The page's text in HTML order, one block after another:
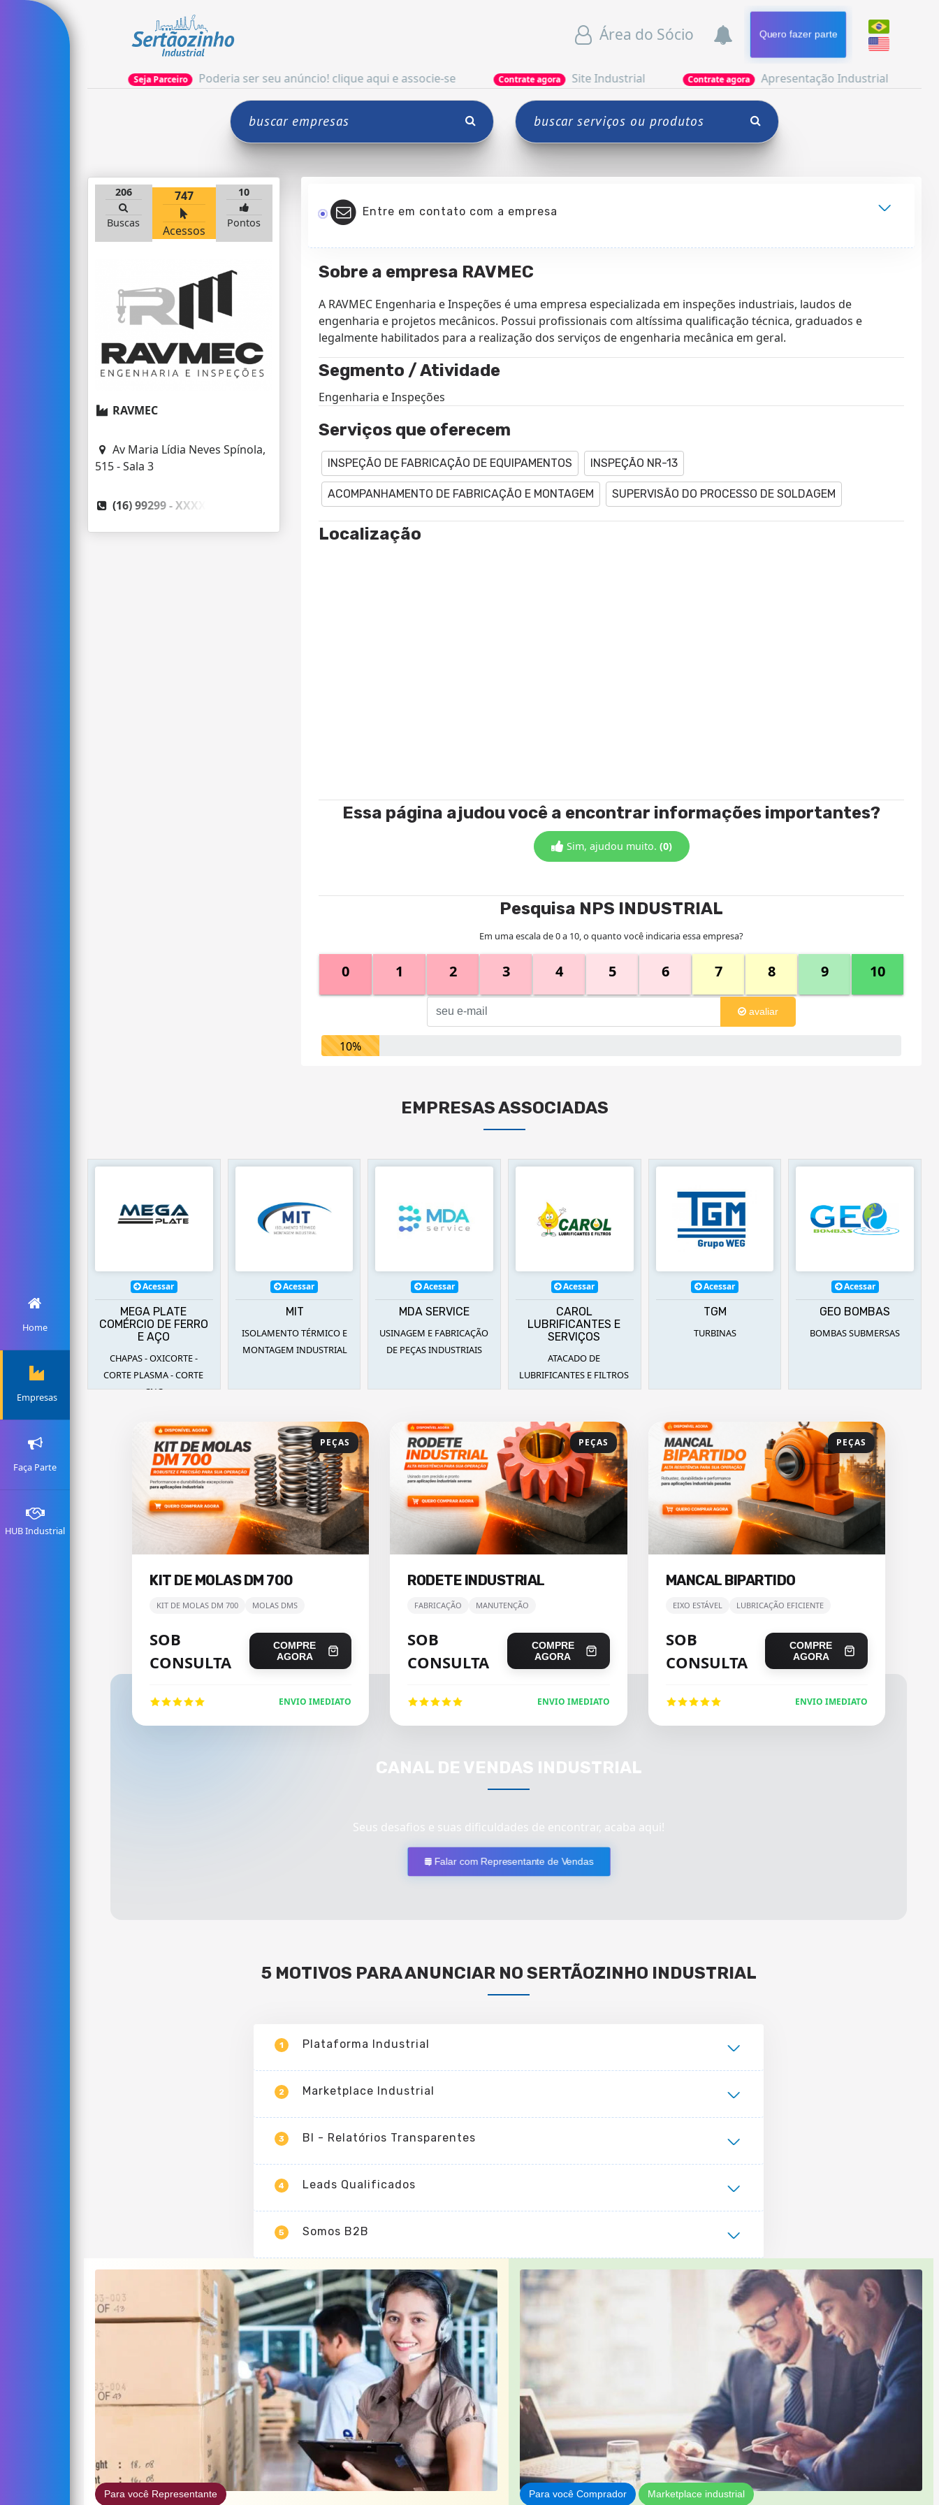
Área do Sócio Quero fazer parte
Home
Empresas
Faça Parte
HUB Industrial
Poderia ser seu anúncio! clique aqui e associe-se Contrate agora Site Industrial Contrate agora Apresentação Industrial Seja Parceiro
206
Buscas
747
Acessos
10
Pontos
RAVMEC
Av Maria Lídia Neves Spínola,
515 - Sala 3
(16) 99299 -XXXX
Entre em contato com a empresa
Sobre a empresa RAVMEC
A RAVMEC Engenharia e Inspeções é uma empresa especializada em inspeções industriais, laudos de
engenharia e projetos mecânicos. Possui profissionais com altíssima qualificação técnica, graduados e
legalmente habilitados para a realização dos serviços de engenharia mecânica em geral.
Segmento / Atividade
Engenharia e Inspeções
Serviços que oferecem
INSPEÇÃO DE FABRICAÇÃO DE EQUIPAMENTOS INSPEÇÃO NR-13
ACOMPANHAMENTO DE FABRICAÇÃO E MONTAGEM SUPERVISÃO DO PROCESSO DE SOLDAGEM
Localização
Essa página ajudou você a encontrar informações importantes?
Sim, ajudou muito. (0)
Pesquisa NPS INDUSTRIAL
Em uma escala de 0 a 10, o quanto você indicaria essa empresa?
0 1 2 3 4 5 6 7 8 9 10
avaliar
10%
EMPRESAS ASSOCIADAS
ATACADISTA
Acessar
MEGA PLATE
COMÉRCIO DE FERRO
E AÇO
CHAPAS - OXICORTE -
CORTE PLASMA - CORTE
CNC
Acessar
MIT
ISOLAMENTO TÉRMICO E
MONTAGEM INDUSTRIAL
Acessar
MDA SERVICE
USINAGEM E FABRICAÇÃO
DE PEÇAS INDUSTRIAIS
Acessar
CAROL
LUBRIFICANTES E
SERVIÇOS
ATACADO DE
LUBRIFICANTES E FILTROS
Acessar
TGM
TURBINAS
Acessar
GEO BOMBAS
BOMBAS SUBMERSAS
PEÇAS
KIT DE MOLAS DM 700
KIT DE MOLAS DM 700 MOLAS DMS
SOB
CONSULTA
COMPRE
AGORA
ENVIO IMEDIATO
PEÇAS
RODETE INDUSTRIAL
FABRICAÇÃO MANUTENÇÃO
SOB
CONSULTA
COMPRE
AGORA
ENVIO IMEDIATO
PEÇAS
MANCAL BIPARTIDO
EIXO ESTÁVEL LUBRICAÇÃO EFICIENTE
SOB
CONSULTA
COMPRE
AGORA
ENVIO IMEDIATO
CANAL DE VENDAS INDUSTRIAL
Seus desafios e suas dificuldades de encontrar, acaba aqui!
Falar com Representante de Vendas
5 MOTIVOS PARA ANUNCIAR NO SERTÃOZINHO INDUSTRIAL
1 Plataforma Industrial
2 Marketplace Industrial
3 BI - Relatórios Transparentes
4 Leads Qualificados
5 Somos B2B
Para você Representante Para você Comprador Marketplace industrial